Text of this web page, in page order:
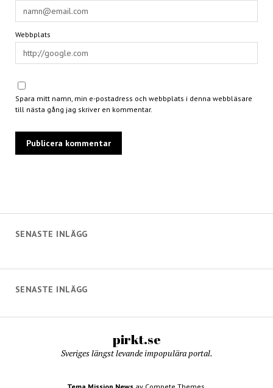
SENASTE INLÄGG
Webbplats
Spara mitt namn, min e-postadress och webbplats i denna webbläsare
till nästa gång jag skriver en kommentar.
SENASTE INLÄGG
pirkt.se
Sveriges längst levande impopulära portal.